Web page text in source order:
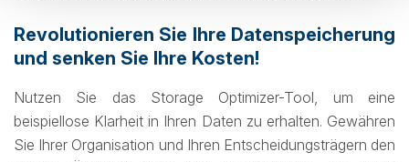
Revolutionieren Sie Ihre Datenspeicherung
und senken Sie Ihre Kosten!
Nutzen Sie das Storage Optimizer-Tool, um eine
beispiellose Klarheit in Ihren Daten zu erhalten. Gewähren
Sie Ihrer Organisation und Ihren Entscheidungsträgern den